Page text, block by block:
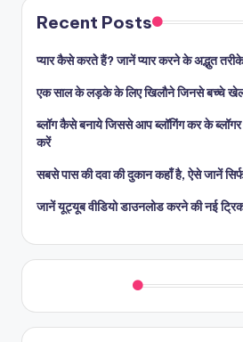
Recent Posts
प्यार कैसे करते हैं? जानें प्यार करने के अद्भुत तरीके
एक साल के लड़के के लिए खिलौने जिनसे बच्चे
ब्लॉग कैसे बनाये जिससे आप ब्लॉगिंग कर के
करें
सबसे पास की दवा की दुकान कहाँ है, ऐसे जानें
जानें यूट्यूब वीडियो डाउनलोड करने की नई